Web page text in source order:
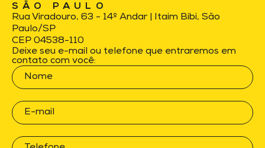
SÃO PAULO
Rua Viradouro, 63 - 14º Andar | Itaim Bibi, São
Paulo/SP
CEP 04538-110
Deixe seu e-mail ou telefone que entraremos em
contato com você: